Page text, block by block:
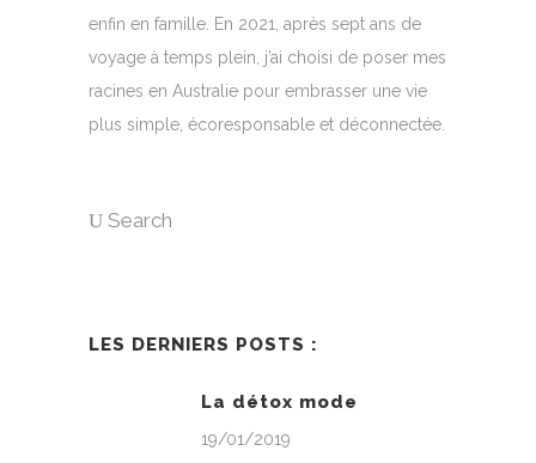
enfin en famille. En 2021, après sept ans de
voyage à temps plein, j’ai choisi de poser mes
racines en Australie pour embrasser une vie
plus simple, écoresponsable et déconnectée.
Search
LES DERNIERS POSTS :
La détox mode
19/01/2019